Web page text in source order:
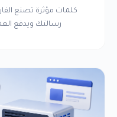
كلمات مؤثرة تصنع
رسالتك ويدفع